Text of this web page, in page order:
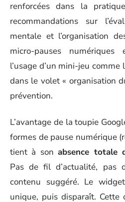
renforcées dans la
recommandations sur
mentale et l’organisation
micro-pauses numériques
l’usage d’un mini-jeu
dans le volet « organisation
prévention.
L’avantage de la toupie
formes de pause numérique
tient à sonabsence totale
Pas de fil d’actualité, pas
contenu suggéré. Le
unique, puis disparaît. Cette